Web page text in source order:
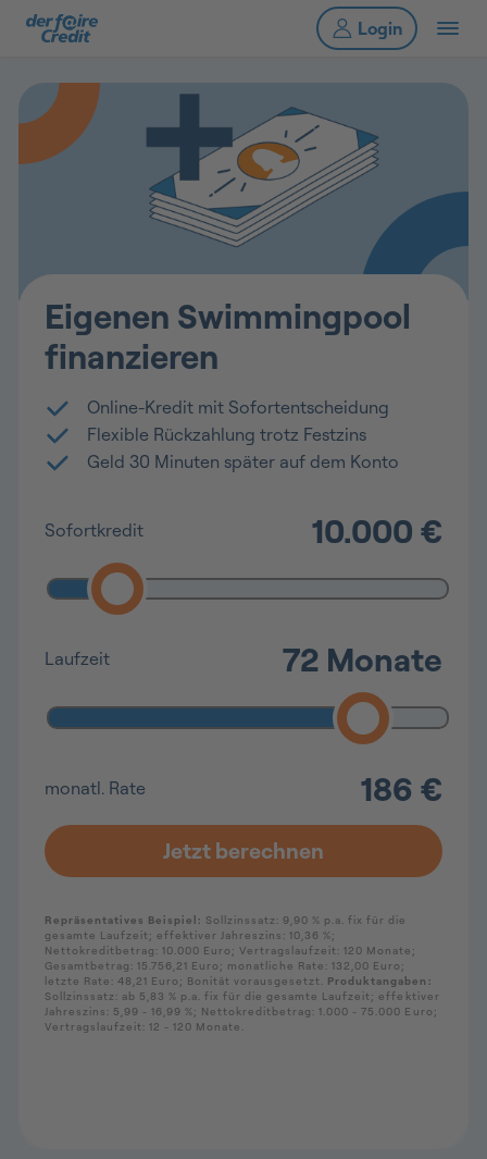
Eigenen Swimmingpool
finanzieren
Online-Kredit mit Sofortentscheidung
Flexible Rückzahlung trotz Festzins
Geld 30 Minuten später auf dem Konto